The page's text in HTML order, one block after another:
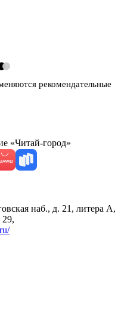
рекомендательные
«Читай-город»
наб., д. 21, литера А,
29,